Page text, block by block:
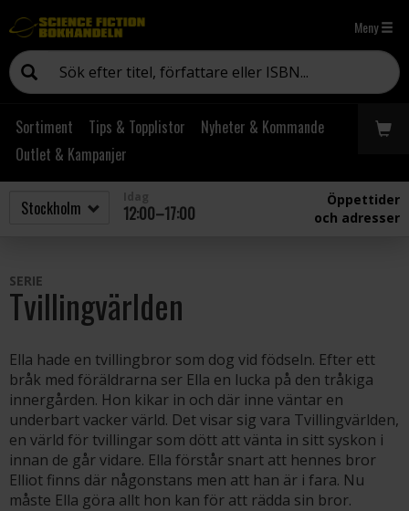
Meny
Sortiment Tips & Topplistor
Nyheter & Kommande
Outlet & Kampanjer
12:00–17:00
Öppettider
och adresser
SERIE
Tvillingvärlden
Ella hade en tvillingbror som dog vid födseln. Efter ett
bråk med föräldrarna ser Ella en lucka på den tråkiga
innergården. Hon kikar in och där inne väntar en
underbart vacker värld. Det visar sig vara Tvillingvärlden,
en värld för tvillingar som dött att vänta in sitt syskon i
innan de går vidare. Ella förstår snart att hennes bror
Elliot finns där någonstans men att han är i fara. Nu
måste Ella göra allt hon kan för att rädda sin bror.